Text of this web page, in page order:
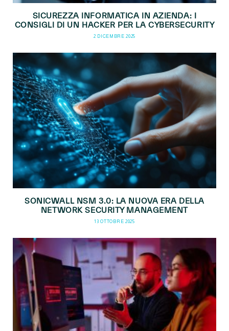
SICUREZZA INFORMATICA IN AZIENDA: I
CONSIGLI DI UN HACKER PER LA CYBERSECURITY
2 DICEMBRE 2025
SONICWALL NSM 3.0: LA NUOVA ERA DELLA
NETWORK SECURITY MANAGEMENT
13 OTTOBRE 2025